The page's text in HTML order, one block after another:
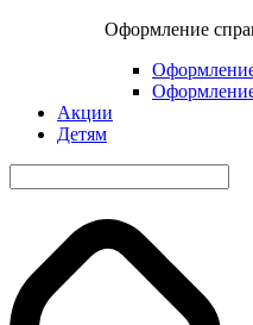
Оформление
Акции
Детям